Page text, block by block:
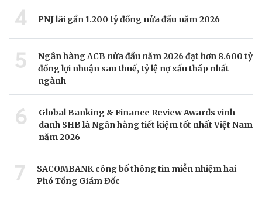
4 PNJ lãi gần 1.200 tỷ đồng nửa đầu năm 2026
5
Ngân hàng ACB nửa đầu năm 2026 đạt hơn 8.600 tỷ
đồng lợi nhuận sau thuế, tỷ lệ nợ xấu thấp nhất
ngành
6
Global Banking & Finance Review Awards vinh
danh SHB là Ngân hàng tiết kiệm tốt nhất Việt Nam
năm 2026
7
SACOMBANK công bố thông tin miễn nhiệm hai
Phó Tổng Giám Đốc